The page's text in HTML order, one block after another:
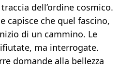
dell’ordine cosmico.
capisce che quel fascino,
di un cammino. Le
ma interrogate.
domande alla bellezza